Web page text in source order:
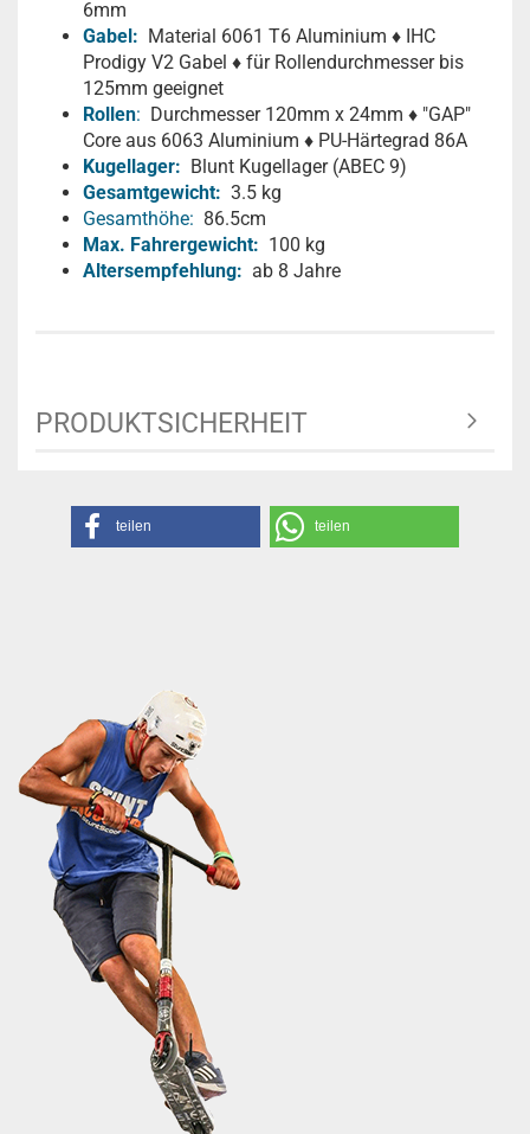
6mm
Gabel: Material 6061 T6 Aluminium ♦ IHC
Prodigy V2 Gabel ♦ für Rollendurchmesser bis
125mm geeignet
Rollen: Durchmesser 120mm x 24mm ♦ "GAP"
Core aus 6063 Aluminium ♦ PU-Härtegrad 86A
Kugellager: Blunt Kugellager (ABEC 9)
Gesamtgewicht: 3.5 kg
Gesamthöhe: 86.5cm
Max. Fahrergewicht: 100 kg
Altersempfehlung: ab 8 Jahre
PRODUKTSICHERHEIT
teilen teilen